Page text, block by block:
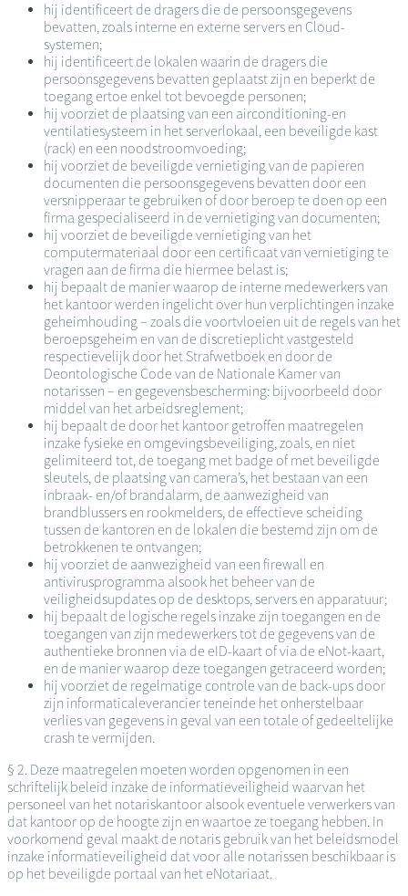
hij identificeert de dragers die de persoonsgegevens
bevatten, zoals interne en externe servers en Cloud-
systemen;
hij identificeert de lokalen waarin de dragers die
persoonsgegevens bevatten geplaatst zijn en beperkt de
toegang ertoe enkel tot bevoegde personen;
hij voorziet de plaatsing van een airconditioning-en
ventilatiesysteem in het serverlokaal, een beveiligde kast
(rack) en een noodstroomvoeding;
hij voorziet de beveiligde vernietiging van de papieren
documenten die persoonsgegevens bevatten door een
versnipperaar te gebruiken of door beroep te doen op een
firma gespecialiseerd in de vernietiging van documenten;
hij voorziet de beveiligde vernietiging van het
computermateriaal door een certificaat van vernietiging te
vragen aan de firma die hiermee belast is;
hij bepaalt de manier waarop de interne medewerkers van
het kantoor werden ingelicht over hun verplichtingen inzake
geheimhouding – zoals die voortvloeien uit de regels van het
beroepsgeheim en van de discretieplicht vastgesteld
respectievelijk door het Strafwetboek en door de
Deontologische Code van de Nationale Kamer van
notarissen – en gegevensbescherming: bijvoorbeeld door
middel van het arbeidsreglement;
hij bepaalt de door het kantoor getroffen maatregelen
inzake fysieke en omgevingsbeveiliging, zoals, en niet
gelimiteerd tot, de toegang met badge of met beveiligde
sleutels, de plaatsing van camera’s, het bestaan van een
inbraak- en/of brandalarm, de aanwezigheid van
brandblussers en rookmelders, de effectieve scheiding
tussen de kantoren en de lokalen die bestemd zijn om de
betrokkenen te ontvangen;
hij voorziet de aanwezigheid van een firewall en
antivirusprogramma alsook het beheer van de
veiligheidsupdates op de desktops, servers en apparatuur;
hij bepaalt de logische regels inzake zijn toegangen en de
toegangen van zijn medewerkers tot de gegevens van de
authentieke bronnen via de eID-kaart of via de eNot-kaart,
en de manier waarop deze toegangen getraceerd worden;
hij voorziet de regelmatige controle van de back-ups door
zijn informaticaleverancier teneinde het onherstelbaar
verlies van gegevens in geval van een totale of gedeeltelijke
crash te vermijden.
§ 2. Deze maatregelen moeten worden opgenomen in een
schriftelijk beleid inzake de informatieveiligheid waarvan het
personeel van het notariskantoor alsook eventuele verwerkers van
dat kantoor op de hoogte zijn en waartoe ze toegang hebben. In
voorkomend geval maakt de notaris gebruik van het beleidsmodel
inzake informatieveiligheid dat voor alle notarissen beschikbaar is
op het beveiligde portaal van het eNotariaat.